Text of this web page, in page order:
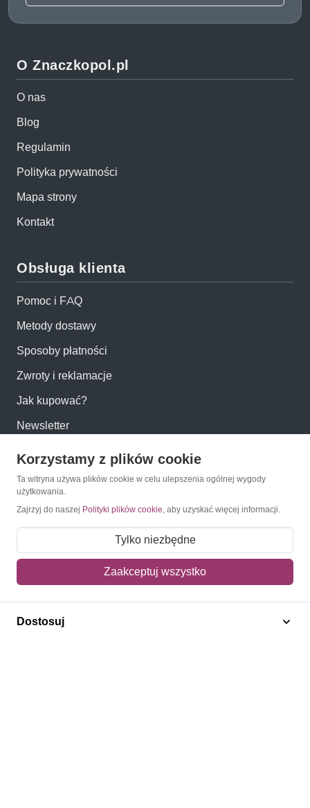
O Znaczkopol.pl
O nas
Blog
Regulamin
Polityka prywatności
Mapa strony
Kontakt
Obsługa klienta
Pomoc i FAQ
Metody dostawy
Sposoby płatności
Zwroty i reklamacje
Jak kupować?
Newsletter
Konto
Moje konto
Moje zamówienia
Mój koszyk
Adres dostawy
Polecamy
Korzystamy z plików cookie
Ta witryna używa plików cookie w celu ulepszenia ogólnej wygody
użytkowania.
Zajrzyj do naszej Polityki plików cookie, aby uzyskać więcej informacji.
Tylko niezbędne
Zaakceptuj wszystko
Dostosuj